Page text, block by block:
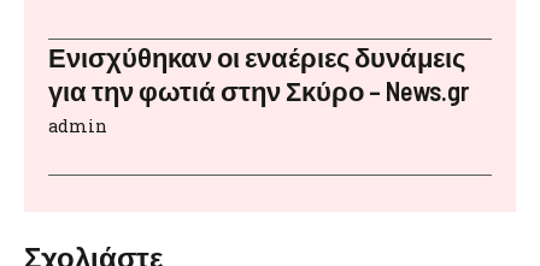
Ενισχύθηκαν οι εναέριες δυνάμεις
για την φωτιά στην Σκύρο – News.gr
admin
Σχολιάστε